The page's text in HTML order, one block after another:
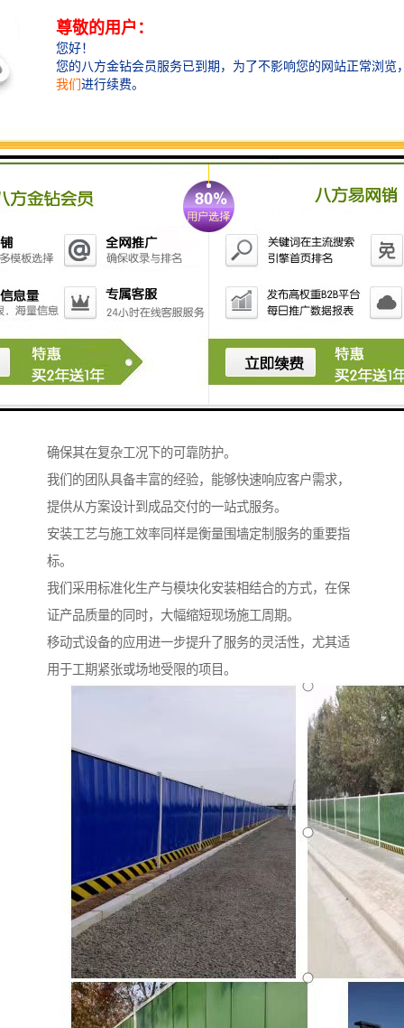
设计，在保温、隔音及抗冲击性能方面表现优异，尤其
适合对环境要求较高的施工区域。
此外，镀锌压型板凭借其出色的防腐蚀能力，适用于潮
色材质，兼顾实用性与装饰效果，助力项目提升整体形
在定制化服务方面，我们充分理解每个工程项目的独特
性。
从围墙的高度、长度到颜色、图案，均可根据客户的具
体要求进行个性化设计。
例如，对于市政工程或城市更新项目，围墙外观可融入
当地文化元素，采用协调的色调与造型，既美化市容环
境，又传递项目的人文关怀。
确保其在复杂工况下的可靠防护。
我们的团队具备丰富的经验，能够快速响应客户需求，
提供从方案设计到成品交付的一站式服务。
安装工艺与施工效率同样是衡量围墙定制服务的重要指
标。
我们采用标准化生产与模块化安装相结合的方式，在保
证产品质量的同时，大幅缩短现场施工周期。
移动式设备的应用进一步提升了服务的灵活性，尤其适
用于工期紧张或场地受限的项目。